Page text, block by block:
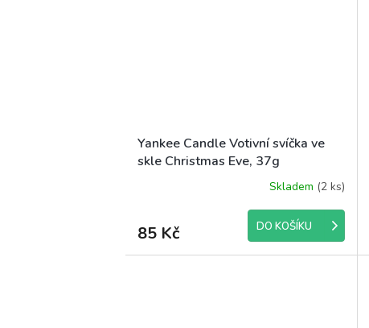
Yankee Candle Votivní svíčka ve
skle Christmas Eve, 37g
Skladem (2 ks)
85 Kč DO KOŠÍKU